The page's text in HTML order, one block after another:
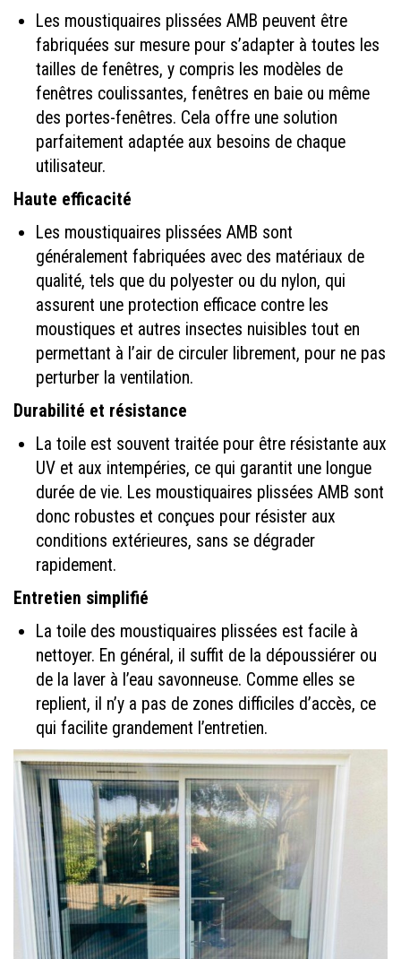
Les moustiquaires plissées AMB peuvent être
fabriquées sur mesure pour s’adapter à toutes les
tailles de fenêtres, y compris les modèles de
fenêtres coulissantes, fenêtres en baie ou même
des portes-fenêtres. Cela offre une solution
parfaitement adaptée aux besoins de chaque
utilisateur.
Haute efficacité
Les moustiquaires plissées AMB sont
généralement fabriquées avec des matériaux de
qualité, tels que du polyester ou du nylon, qui
assurent une protection efficace contre les
moustiques et autres insectes nuisibles tout en
permettant à l’air de circuler librement, pour ne pas
perturber la ventilation.
Durabilité et résistance
La toile est souvent traitée pour être résistante aux
UV et aux intempéries, ce qui garantit une longue
durée de vie. Les moustiquaires plissées AMB sont
donc robustes et conçues pour résister aux
conditions extérieures, sans se dégrader
rapidement.
Entretien simplifié
La toile des moustiquaires plissées est facile à
nettoyer. En général, il suffit de la dépoussiérer ou
de la laver à l’eau savonneuse. Comme elles se
replient, il n’y a pas de zones difficiles d’accès, ce
qui facilite grandement l’entretien.